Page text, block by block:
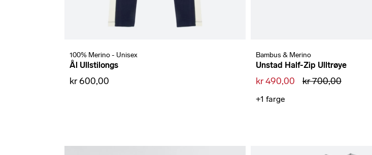
100% Merino - Unisex
Ål Ullstilongs
kr 600,00
Bambus & Merino
Unstad Half-Zip Ulltrøye
kr 490,00 kr 700,00
+1 farge